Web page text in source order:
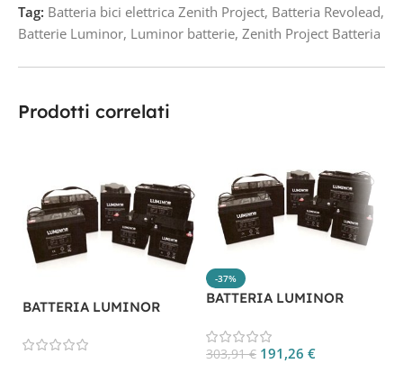
Tag: Batteria bici elettrica Zenith Project, Batteria Revolead,
Batterie Luminor, Luminor batterie, Zenith Project Batteria
Prodotti correlati
BATTERIA LUMINOR
-37%
BATTERIA LUMINOR
303,91€ 191,26 €